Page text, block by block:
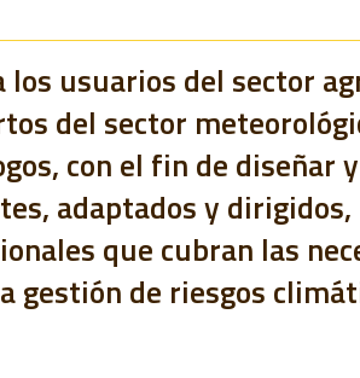
los usuarios del sector
del sector
con el fin de diseñar
adaptados y
que cubran las
gestión de riesgos